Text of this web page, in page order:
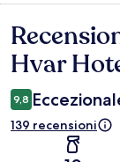
Recensioni
Hvar
9,8
139 recensioni